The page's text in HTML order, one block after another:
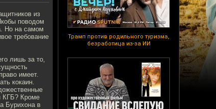
Трамп против родильного туризма,
безработица из-за ИИ
из
поводом
Но на самом
требование
лишь за то,
имеет.
кокаин.
КГБ? Кроме
Бурихона в